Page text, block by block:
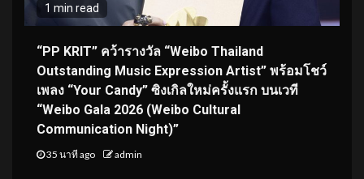
1 min read
“PP KRIT” คว้ารางวัล “Weibo Thailand
Outstanding Music Expression Artist” พร้อมโชว์
เพลง “Your Candy” ซิงเกิลใหม่ครั้งแรก บนเวที
“Weibo Gala 2026 (Weibo Cultural
Communication Night)”
35 นาที ago admin